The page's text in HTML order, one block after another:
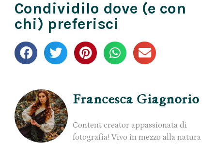
Condividilo dove (e con
chi) preferisci
Francesca Giagnorio
Content creator appassionata di
fotografia! Vivo in mezzo alla natura